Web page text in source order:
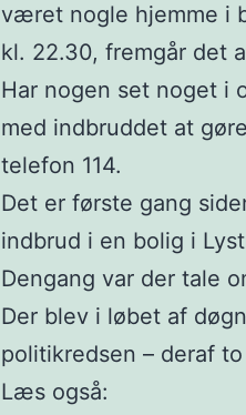
været nogle hjemme i
kl. 22.30, fremgår det
Har nogen set noget i
med indbruddet at
telefon 114.
Det er første gang
indbrud i en bolig i
Dengang var der tale
Der blev i løbet af
politikredsen – deraf
Læs også: